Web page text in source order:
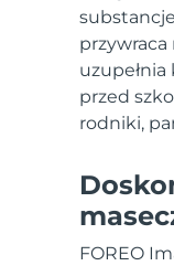
przywraca
przed
rodniki,
FOREO